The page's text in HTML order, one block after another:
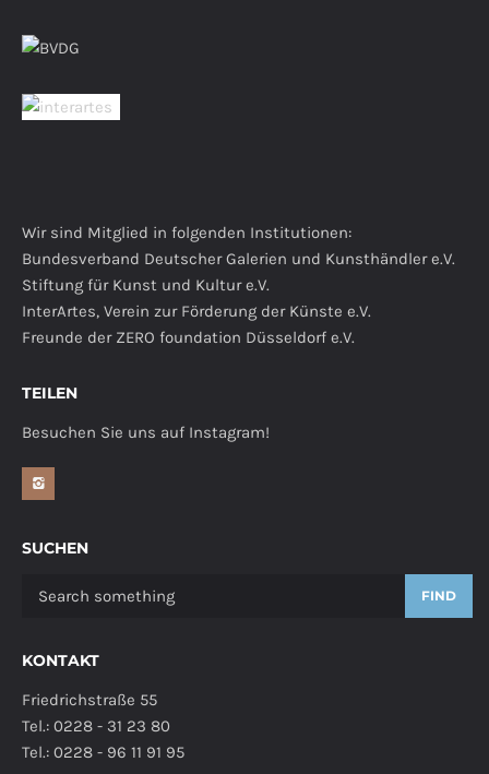
Wir sind Mitglied in folgenden Institutionen:
Bundesverband Deutscher Galerien und Kunsthändler e.V.
Stiftung für Kunst und Kultur e.V.
InterArtes, Verein zur Förderung der Künste e.V.
Freunde der ZERO foundation Düsseldorf e.V.
TEILEN
Besuchen Sie uns auf Instagram!
SUCHEN
FIND
KONTAKT
Friedrichstraße 55
Tel.: 0228 - 31 23 80
Tel.: 0228 - 96 11 91 95